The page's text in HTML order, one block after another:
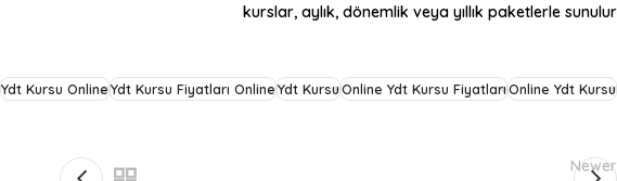
kurslar, aylık, dönemlik veya yıllık paketlerle sunulur
Online Ydt Kursu
Online Ydt Kursu Fiyatları
Ydt Kursu
Ydt Kursu Fiyatları Online
Ydt Kursu Online
Newer